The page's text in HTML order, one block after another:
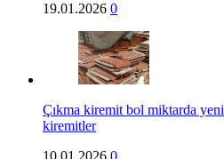
19.01.2026 0
Çıkma kiremit bol miktarda
kiremitler